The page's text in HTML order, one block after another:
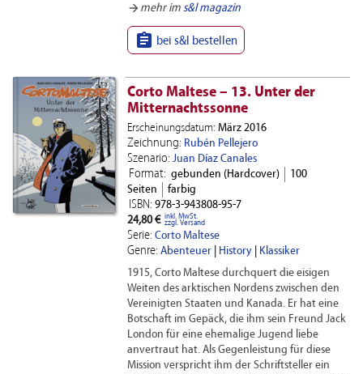
arrow_forward mehr im s&l magazin
 bei s&l bestellen
Corto Maltese – 13. Unter der
Mitternachtssonne
Erscheinungsdatum: März 2016
Zeichnung: Rubén Pellejero
Szenario: Juan Díaz Canales
Format: gebunden (Hardcover)
100
Seiten
farbig
ISBN: 978-3-943808-95-7
24,80 € inkl. MwSt.
zzgl. Versand
Serie: Corto Maltese
Genre: Abenteuer| History| Klassiker
1915, Corto Maltese durchquert die eisigen
Weiten des arktischen Nordens zwischen den
Vereinigten Staaten und Kanada. Er hat eine
Botschaft im Gepäck, die ihm sein Freund Jack
London für eine ehemalige Jugend liebe
anvertraut hat. Als Gegenleistung für diese
Mission verspricht ihm der Schriftsteller ein